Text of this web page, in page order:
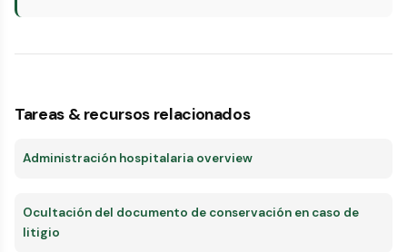
Tareas & recursos relacionados
Administración hospitalaria overview
Ocultación del documento de conservación en caso de
litigio